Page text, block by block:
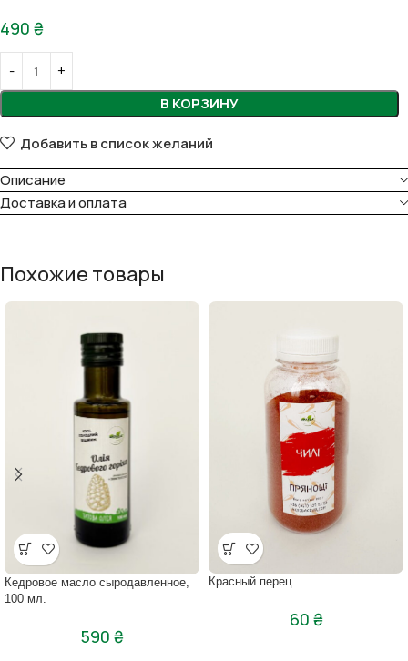
490 ₴
В КОРЗИНУ
Добавить в список желаний
Описание
Доставка и оплата
Похожие товары
Кедровое масло сыродавленное,
100 мл.
590 ₴
Красный перец
60 ₴